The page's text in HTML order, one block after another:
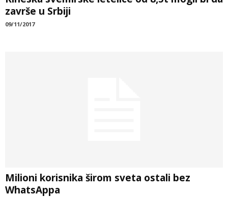
završe u Srbiji
09/11/2017
Milioni korisnika širom sveta ostali bez
WhatsAppa